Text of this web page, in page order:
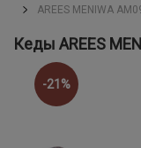
AREES MENIWA
Кеды AREES
-21%